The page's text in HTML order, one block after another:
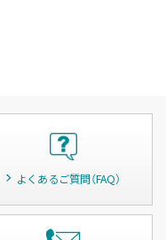
よくあるご質問（FAQ）